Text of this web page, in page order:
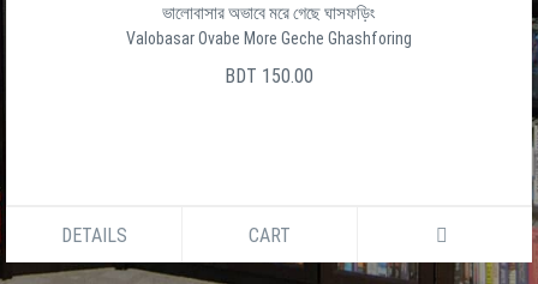
ভালোবাসার অভাবে মরে গেছে ঘাসফড়িং
Valobasar Ovabe More Geche Ghashforing
BDT 150.00
DETAILS CART